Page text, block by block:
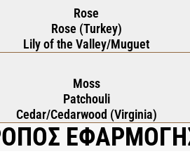
Rose
Rose (Turkey)
Lily of the Valley/Muguet
Moss
Patchouli
Cedar/Cedarwood (Virginia)